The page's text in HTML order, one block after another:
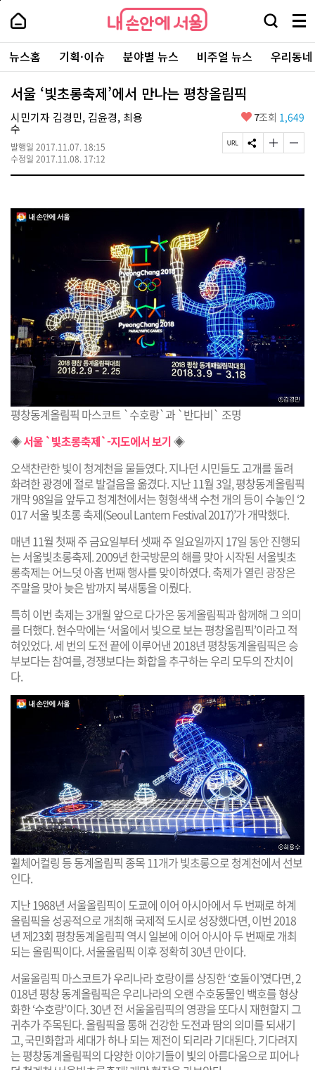
본
로
가
내
손
안
에
서
울
-
서
울
시
대
표
소
통
내
손
에
울
검
창
열
기
메
뉴
전
체
보
주
요
서
뉴스홈 기획·이슈 분야별 뉴스 비주얼 뉴스 우리동
서울 ‘빛초롱축제’에서 만나는 평창올림픽
시민기자 김경민, 김윤경, 최용
수
발행일 2017.11.07. 18:15
수정일 2017.11.08. 17:12
좋
요
7조회 1,649
페
지
L
S
S
하
글
크
게
글
크
게
하
평창동계올림픽 마스코트 `수호랑`과 `반다비` 조명
◈서울 `빛초롱축제`-지도에서 보기◈
오색찬란한 빛이 청계천을 물들였다. 지나던 시민들도 고개를 돌려
화려한 광경에 절로 발걸음을 옮겼다. 지난 11월 3일, 평창동계올림픽
개막 98일을 앞두고 청계천에서는 형형색색 수천 개의 등이 수놓인 ‘2
017 서울 빛초롱 축제(Seoul Lantern Festival 2017)’가 개막했다.
매년 11월 첫째 주 금요일부터 셋째 주 일요일까지 17일 동안 진행되
는 서울빛초롱축제. 2009년 한국방문의 해를 맞아 시작된 서울빛초
롱축제는 어느덧 아홉 번째 행사를 맞이하였다. 축제가 열린 광장은
주말을 맞아 늦은 밤까지 북새통을 이뤘다.
특히 이번 축제는 3개월 앞으로 다가온 동계올림픽과 함께해 그 의미
를 더했다. 현수막에는 ‘서울에서 빛으로 보는 평창올림픽’이라고 적
혀있었다. 세 번의 도전 끝에 이루어낸 2018년 평창동계올림픽은 승
부보다는 참여를, 경쟁보다는 화합을 추구하는 우리 모두의 잔치이
다.
휠체어컬링 등 동계올림픽 종목 11개가 빛초롱으로 청계천에서 선보
인다.
지난 1988년 서울올림픽이 도쿄에 이어 아시아에서 두 번째로 하계
올림픽을 성공적으로 개최해 국제적 도시로 성장했다면, 이번 2018
년 제23회 평창동계올림픽 역시 일본에 이어 아시아 두 번째로 개최
되는 올림픽이다. 서울올림픽 이후 정확히 30년 만이다.
서울올림픽 마스코트가 우리나라 호랑이를 상징한 ‘호돌이’였다면, 2
018년 평창 동계올림픽은 우리나라의 오랜 수호동물인 백호를 형상
화한 ‘수호랑’이다. 30년 전 서울올림픽의 영광을 또다시 재현할지 그
귀추가 주목된다. 올림픽을 통해 건강한 도전과 땀의 의미를 되새기
고, 국민화합과 세대가 하나 되는 제전이 되리라 기대된다. 기다려지
는 평창동계올림픽의 다양한 이야기들이 빛의 아름다움으로 피어나
페
상
단
로